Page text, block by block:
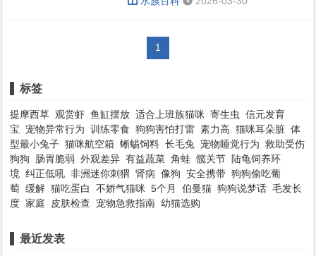
1
标签
提摩西草 观赏虾 鱼缸摆放 适合上班族猫咪 寄生虫
信元发育
宝
宠物异常行为 训练零食 狗狗害怕打雷 素力高 猫咪耳朵脏 体
型最小兔子 猫咪航空箱 蜥蜴饲料 长毛兔 宠物睡觉行为 救助受伤
狗狗
肠胃脆弱 外观差异 有益蔬菜 角蛙 髋关节
陆龟饲养环
境 纠正低吼 非洲迷你刺猬 肾病 像狗 安全携带 狗狗偷吃葡
萄 缓解 猫吃蛋白 不娇气猫咪 5个月 伯曼猫 狗狗说梦话 毛发长
度 家庭 皮肤检查 宠物急救指南 幼猫选购
最近发表